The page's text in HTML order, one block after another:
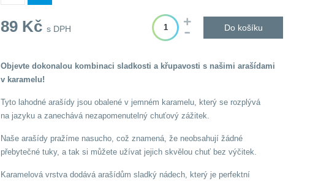
89 Kčs DPH Do košíku
Objevte dokonalou kombinaci sladkosti a křupavosti s našimi arašídami
v karamelu!
Tyto lahodné arašídy jsou obalené v jemném karamelu, který se rozplývá
na jazyku a zanechává nezapomenutelný chuťový zážitek.
Naše arašídy pražíme nasucho, což znamená, že neobsahují žádné
přebytečné tuky, a tak si můžete užívat jejich skvělou chuť bez výčitek.
Karamelová vrstva dodává arašídům sladký nádech, který je perfektní